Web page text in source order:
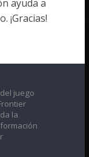
¡Gracias!
juego
la